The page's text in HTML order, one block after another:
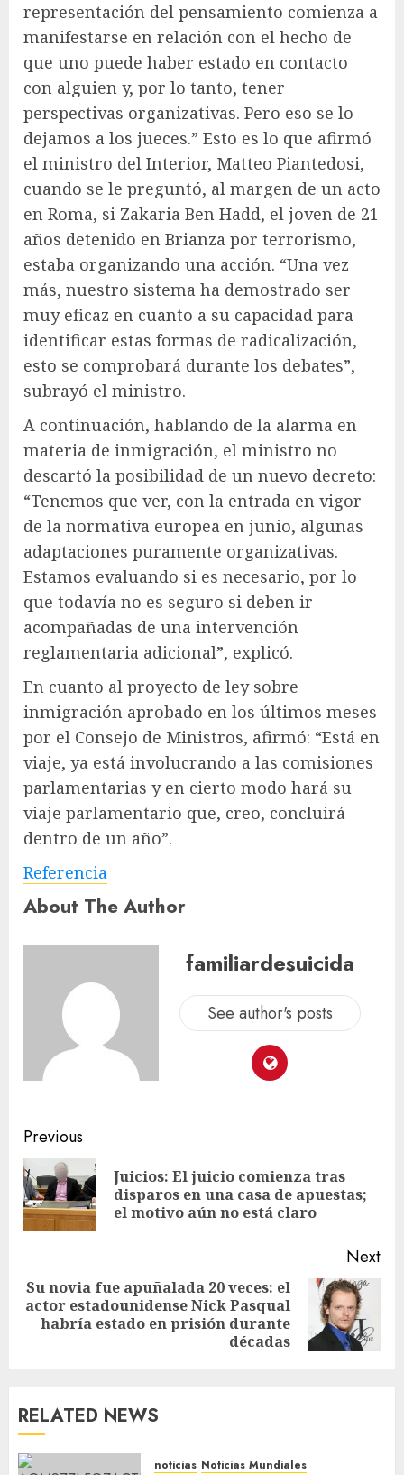
representación del pensamiento comienza a
manifestarse en relación con el hecho de
que uno puede haber estado en contacto
con alguien y, por lo tanto, tener
perspectivas organizativas. Pero eso se lo
dejamos a los jueces.” Esto es lo que afirmó
el ministro del Interior, Matteo Piantedosi,
cuando se le preguntó, al margen de un acto
en Roma, si Zakaria Ben Hadd, el joven de 21
años detenido en Brianza por terrorismo,
estaba organizando una acción. “Una vez
más, nuestro sistema ha demostrado ser
muy eficaz en cuanto a su capacidad para
identificar estas formas de radicalización,
esto se comprobará durante los debates”,
subrayó el ministro.
A continuación, hablando de la alarma en
materia de inmigración, el ministro no
descartó la posibilidad de un nuevo decreto:
“Tenemos que ver, con la entrada en vigor
de la normativa europea en junio, algunas
adaptaciones puramente organizativas.
Estamos evaluando si es necesario, por lo
que todavía no es seguro si deben ir
acompañadas de una intervención
reglamentaria adicional”, explicó.
En cuanto al proyecto de ley sobre
inmigración aprobado en los últimos meses
por el Consejo de Ministros, afirmó: “Está en
viaje, ya está involucrando a las comisiones
parlamentarias y en cierto modo hará su
viaje parlamentario que, creo, concluirá
dentro de un año”.
Referencia
About The Author
familiardesuicida
See author's posts
Previous
Juicios: El juicio comienza tras
disparos en una casa de apuestas;
el motivo aún no está claro
Next
Su novia fue apuñalada 20 veces: el
actor estadounidense Nick Pasqual
habría estado en prisión durante
décadas
RELATED NEWS
noticias Noticias Mundiales